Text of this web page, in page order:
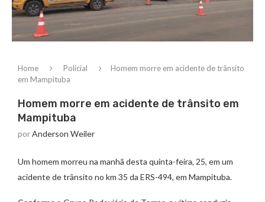
Home Policial
Homem morre em acidente de trânsito
em Mampituba
Homem morre em acidente de trânsito em
Mampituba
porAnderson Weiler
Um homem morreu na manhã desta quinta-feira, 25, em um
acidente de trânsito no km 35 da ERS-494, em Mampituba.